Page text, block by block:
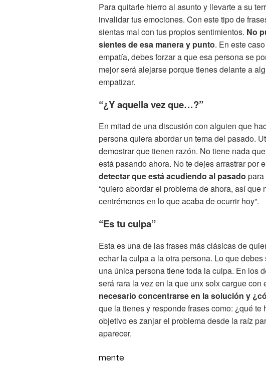
Para quitarle hierro al asunto y llevarte a su
invalidar tus emociones. Con este tipo de
sientas mal con tus propios sentimientos. No
sientes de esa manera y punto. En este
empatía, debes forzar a que esa persona se
mejor será alejarse porque tienes delante a
empatizar.
“¿Y aquella vez que…?”
En mitad de una discusión con alguien que
persona quiera abordar un tema del pasado.
demostrar que tienen razón. No tiene nada
está pasando ahora. No te dejes arrastrar por
detectar que está acudiendo al pasado para
“quiero abordar el problema de ahora, así
centrémonos en lo que acaba de ocurrir hoy”.
“Es tu culpa”
Esta es una de las frases más clásicas de
echar la culpa a la otra persona. Lo que
una única persona tiene toda la culpa. En los
será rara la vez en la que unx solx cargue con
necesario concentrarse en la solución y
que la tienes y responde frases como: ¿qué
objetivo es zanjar el problema desde la raíz
aparecer.
mente